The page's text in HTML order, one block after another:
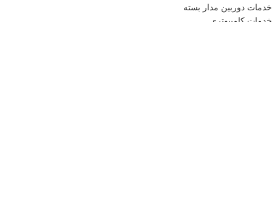
خدمات دوربین مدار بسته
خدمات کامپیوتری